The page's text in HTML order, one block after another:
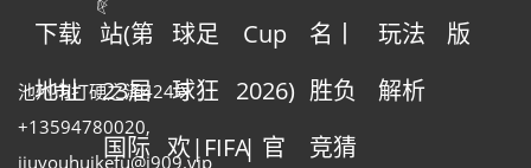
版
下载
地址
站(第
23届
国际
球足
球狂
欢|FIFA
Cup
2026)
| 官
名丨
胜负
竞猜
玩法
解析
池州市打硬之泽424号
+13594780020,
jiuyouhuikefu@j909.vip